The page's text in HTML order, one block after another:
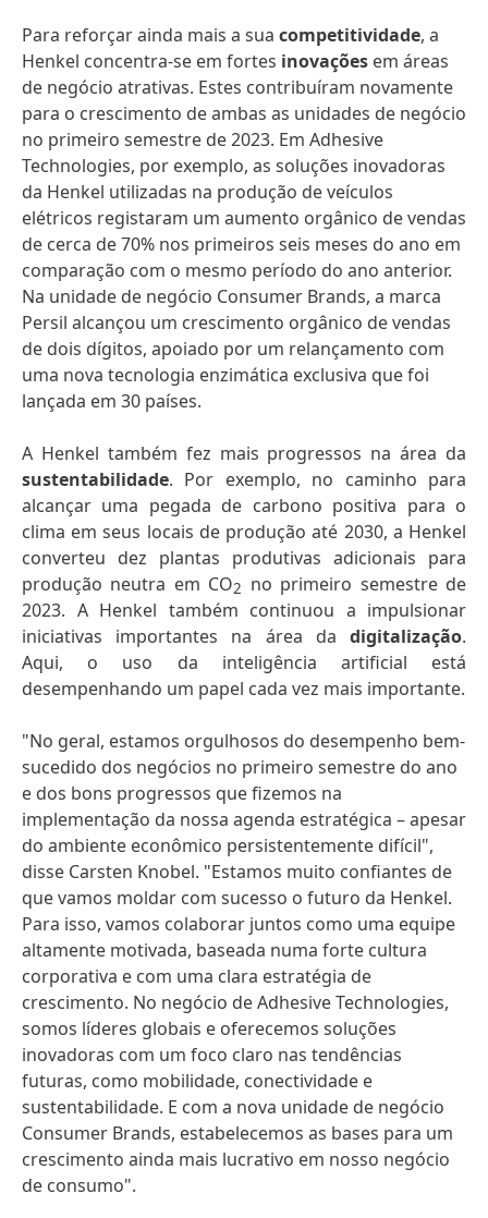
Para reforçar ainda mais a sua competitividade, a
Henkel concentra-se em fortes inovações em áreas
de negócio atrativas. Estes contribuíram novamente
para o crescimento de ambas as unidades de negócio
no primeiro semestre de 2023. Em Adhesive
Technologies, por exemplo, as soluções inovadoras
da Henkel utilizadas na produção de veículos
elétricos registaram um aumento orgânico de vendas
de cerca de 70% nos primeiros seis meses do ano em
comparação com o mesmo período do ano anterior.
Na unidade de negócio Consumer Brands, a marca
Persil alcançou um crescimento orgânico de vendas
de dois dígitos, apoiado por um relançamento com
uma nova tecnologia enzimática exclusiva que foi
lançada em 30 países.
A Henkel também fez mais progressos na área da
sustentabilidade. Por exemplo, no caminho para
alcançar uma pegada de carbono positiva para o
clima em seus locais de produção até 2030, a Henkel
converteu dez plantas produtivas adicionais para
produção neutra em CO2 no primeiro semestre de
2023. A Henkel também continuou a impulsionar
iniciativas importantes na área da digitalização.
Aqui, o uso da inteligência artificial está
desempenhando um papel cada vez mais importante.
"No geral, estamos orgulhosos do desempenho bem-
sucedido dos negócios no primeiro semestre do ano
e dos bons progressos que fizemos na
implementação da nossa agenda estratégica – apesar
do ambiente econômico persistentemente difícil",
disse Carsten Knobel. "Estamos muito confiantes de
que vamos moldar com sucesso o futuro da Henkel.
Para isso, vamos colaborar juntos como uma equipe
altamente motivada, baseada numa forte cultura
corporativa e com uma clara estratégia de
crescimento. No negócio de Adhesive Technologies,
somos líderes globais e oferecemos soluções
inovadoras com um foco claro nas tendências
futuras, como mobilidade, conectividade e
sustentabilidade. E com a nova unidade de negócio
Consumer Brands, estabelecemos as bases para um
crescimento ainda mais lucrativo em nosso negócio
de consumo".